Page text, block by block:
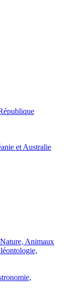
et Australie
Animaux